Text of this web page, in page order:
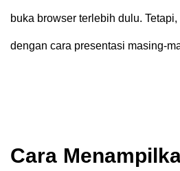
buka browser terlebih dulu.
dengan cara presentasi masing-
Cara